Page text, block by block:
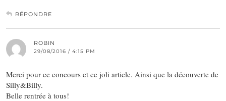
RÉPONDRE
ROBIN
29/08/2016 / 4:15 PM
Merci pour ce concours et ce joli article. Ainsi que la découverte de
Silly&Billy.
Belle rentrée à tous!